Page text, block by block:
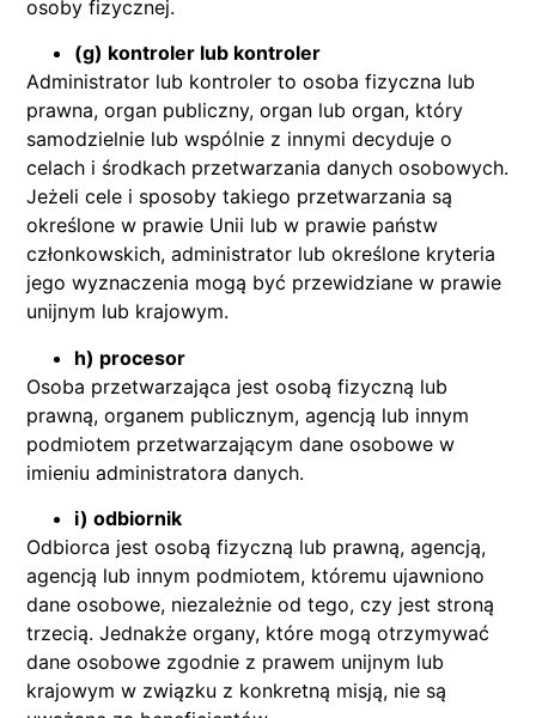
osoby fizycznej.
(g) kontroler lub kontroler
Administrator lub kontroler to osoba fizyczna lub
prawna, organ publiczny, organ lub organ, który
samodzielnie lub wspólnie z innymi decyduje o
celach i środkach przetwarzania danych osobowych.
Jeżeli cele i sposoby takiego przetwarzania są
określone w prawie Unii lub w prawie państw
członkowskich, administrator lub określone kryteria
jego wyznaczenia mogą być przewidziane w prawie
unijnym lub krajowym.
h) procesor
Osoba przetwarzająca jest osobą fizyczną lub
prawną, organem publicznym, agencją lub innym
podmiotem przetwarzającym dane osobowe w
imieniu administratora danych.
i) odbiornik
Odbiorca jest osobą fizyczną lub prawną, agencją,
agencją lub innym podmiotem, któremu ujawniono
dane osobowe, niezależnie od tego, czy jest stroną
trzecią. Jednakże organy, które mogą otrzymywać
dane osobowe zgodnie z prawem unijnym lub
krajowym w związku z konkretną misją, nie są